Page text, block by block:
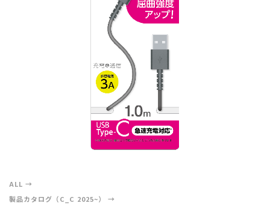
ALL
製品カタログ（C_C 2025~）